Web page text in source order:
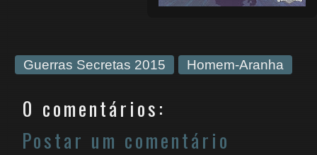
Guerras Secretas 2015 Homem-Aranha
0 comentários:
Postar um comentário